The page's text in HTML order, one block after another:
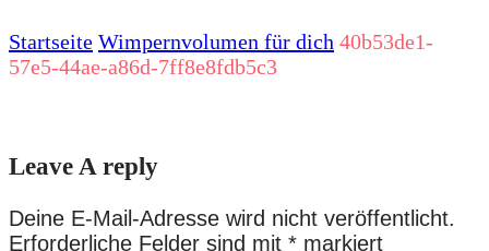
Startseite Wimpernvolumen für dich 40b53de1-
57e5-44ae-a86d-7ff8e8fdb5c3
Leave A reply
Deine E-Mail-Adresse wird nicht veröffentlicht.
Erforderliche Felder sind mit * markiert